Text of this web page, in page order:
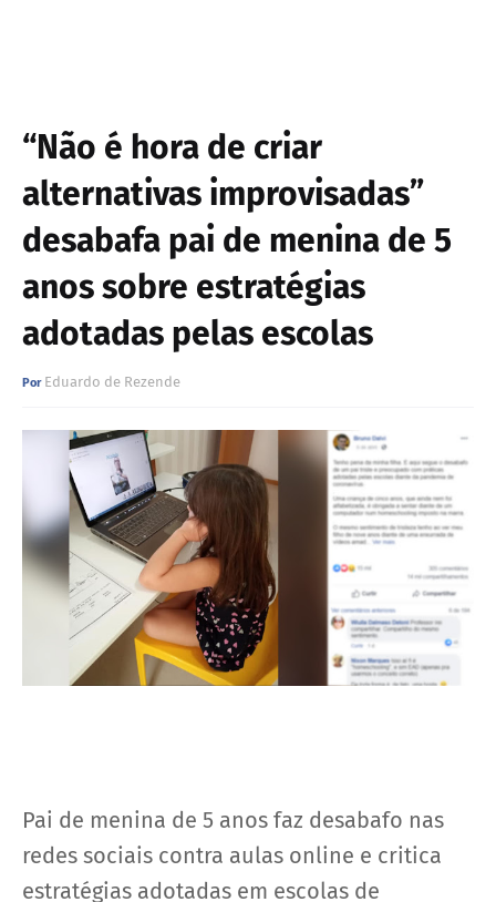
“Não é hora de criar
alternativas improvisadas”
desabafa pai de menina de 5
anos sobre estratégias
adotadas pelas escolas
Eduardo de Rezende
Pai de menina de 5 anos faz desabafo nas
redes sociais contra aulas online e critica
estratégias adotadas em escolas de